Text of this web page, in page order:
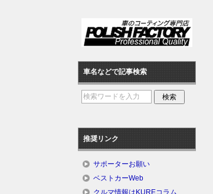
車名などで記事検索
推奨リンク
サポーターお願い
ベストカーWeb
クルマ情報はKUREコラム